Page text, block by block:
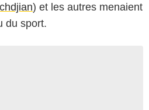
) et les autres menaient
du sport.